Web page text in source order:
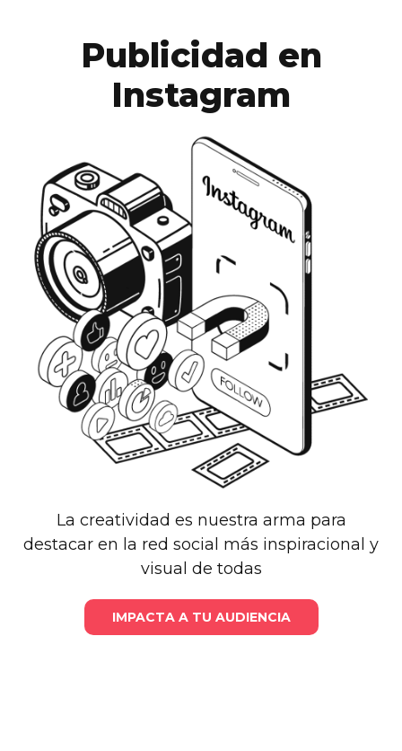
Publicidad en
Instagram
La creatividad es nuestra arma para
destacar en la red social más inspiracional y
visual de todas
IMPACTA A TU AUDIENCIA